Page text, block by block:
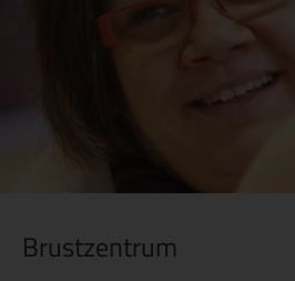
Brustzentrum